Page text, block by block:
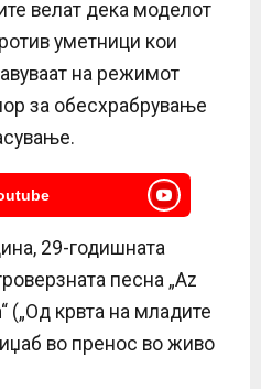
велат дека моделот
уметници кои
на режимот
за обесхрабрување
29-годишната
песна „Az
(„Од крвта на младите
во пренос во живо